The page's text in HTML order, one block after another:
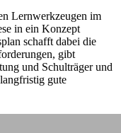
Lernwerkzeugen im
in ein Konzept
schafft dabei die
gibt
und Schulträger und
gute